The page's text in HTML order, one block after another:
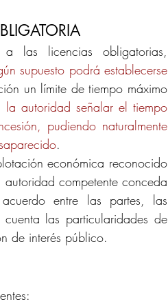
las licencias obligatorias,
supuesto podrá establecerse
un límite de tiempo máximo
la autoridad señalar el tiempo
pudiendo naturalmente
.
económica reconocido
competente conceda
entre las partes, las
las particularidades de
de interés público.